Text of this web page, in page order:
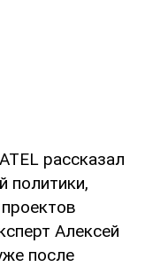
рассказал
политики,
Алексей
после